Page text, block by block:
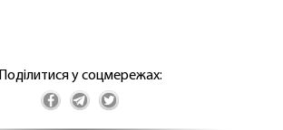
Поділитися у соцмережах: